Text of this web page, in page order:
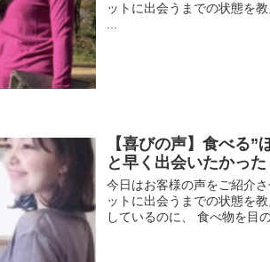
ットに出会うまでの状態を
【喜びの声】食べる”
と早く出会いたかった
今日はお客様の声をご紹介
ットに出会うまでの状態を
しているのに、 食べ物を目